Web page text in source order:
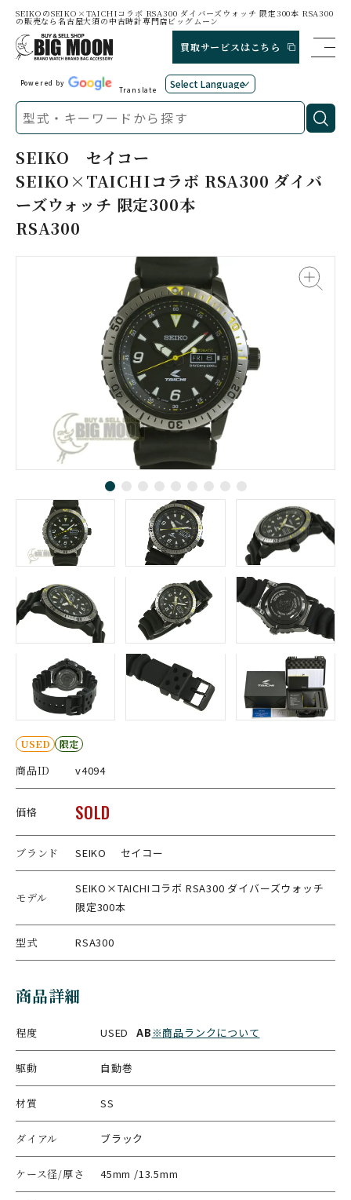
SEIKOのSEIKO×TAICHIコラボ RSA300 ダイバーズウォッチ 限定300本 RSA300
の販売なら名古屋大須の中古時計専門店ビッグムーン
買取サービスはこちら
Powered by
Translate
SEIKO セイコー
SEIKO×TAICHIコラボ RSA300 ダイバ
ーズウォッチ 限定300本
RSA300
USED 限定
商品ID v4094
価格 SOLD
ブランド SEIKO セイコー
モデル
SEIKO×TAICHIコラボ RSA300 ダイバーズウォッチ
限定300本
型式 RSA300
商品詳細
程度 USED AB ※商品ランクについて
駆動 自動巻
材質 SS
ダイアル ブラック
ケース径/厚さ 45mm /13.5mm